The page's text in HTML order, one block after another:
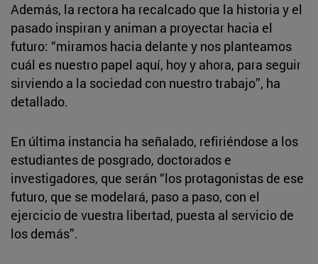
Además, la rectora ha recalcado que la historia y el
pasado inspiran y animan a proyectar hacia el
futuro: “miramos hacia delante y nos planteamos
cuál es nuestro papel aquí, hoy y ahora, para seguir
sirviendo a la sociedad con nuestro trabajo”, ha
detallado.
En última instancia ha señalado, refiriéndose a los
estudiantes de posgrado, doctorados e
investigadores, que serán “los protagonistas de ese
futuro, que se modelará, paso a paso, con el
ejercicio de vuestra libertad, puesta al servicio de
los demás”.